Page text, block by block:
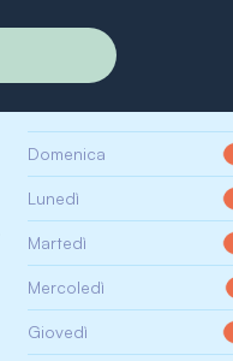
Domenica
Lunedì
Martedì
Mercoledì
Giovedì